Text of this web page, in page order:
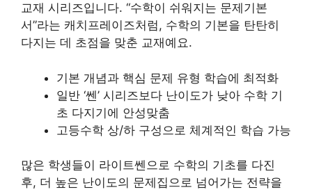
교재 시리즈입니다. “수학이 쉬워지는 문제기본
서”라는 캐치프레이즈처럼, 수학의 기본을 탄탄히
다지는 데 초점을 맞춘 교재예요.
기본 개념과 핵심 문제 유형 학습에 최적화
일반 ‘쎈’ 시리즈보다 난이도가 낮아 수학 기
초 다지기에 안성맞춤
고등수학 상/하 구성으로 체계적인 학습 가능
많은 학생들이 라이트쎈으로 수학의 기초를 다진
후, 더 높은 난이도의 문제집으로 넘어가는 전략을